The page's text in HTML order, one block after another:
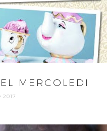
MERCOLEDI
2017